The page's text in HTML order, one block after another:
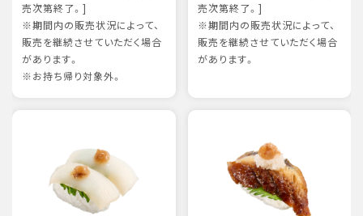
売次第終了。]
※期間内の販売状況によって、
販売を継続させていただく場合
があります。
※お持ち帰り対象外。
売次第終了。]
※期間内の販売状況によって、
販売を継続させていただく場合
があります。